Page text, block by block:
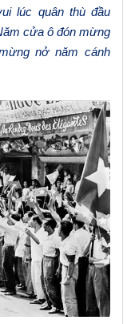
lúc quân thù đầu
cửa ô đón mừng
nở năm cánh